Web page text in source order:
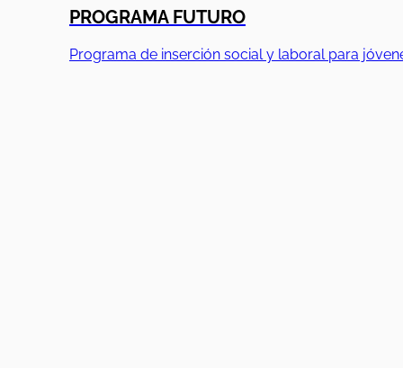
PROGRAMA FUTURO
Programa de inserción social y laboral para